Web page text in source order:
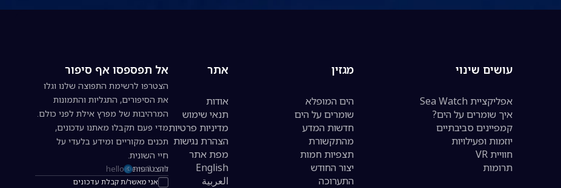
עושים שינוי
אפליקציית Sea Watch
איך שומרים על הים?
קמפיינים סביבתיים
יוזמות ופעילויות
חוויית VR
תרומות
מגזין
הים המופלא
שומרים על הים
חדשות המדע
מהתקשורת
תצפיות חמות
יצור החודש
התערוכה
אתר
אודות
תנאי שימוש
מדיניות פרטיות
הצהרת נגישות
מפת אתר
English
العربية
אל תפספסו אף סיפור
הצטרפו לרשימת התפוצה שלנו וגלו
את הסיפורים, התגליות והתמונות
המרהיבות של מפרץ אילת לפני כולם.
מדי פעם תקבלו מאתנו עדכונים,
תכנים מקוריים ומידע בלעדי על
חיי השונית.
כתובת אימייל להרשמה לניוזלטר
אני מאשר/ת קבלת עדכונים
להצטרפות